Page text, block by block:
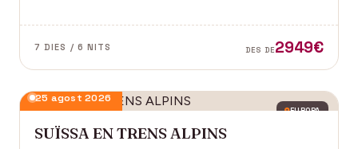
7 DIES / 6 NITS DES DE2949€
EUROPA
25 agost 2026
SUÏSSA EN TRENS ALPINS